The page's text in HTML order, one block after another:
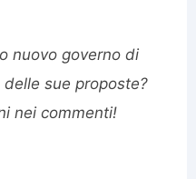
nuovo governo di
sue proposte?
nei commenti!